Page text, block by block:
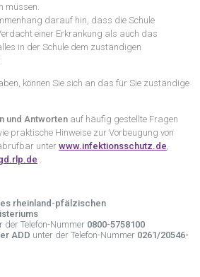
müssen.
darauf hin, dass die Schule
einer Erkrankung als auch das
in der Schule dem zuständigen
können Sie sich an das für Sie zuständige
und Antworten auf häufig gestellte Fragen
praktische Hinweise zur Vorbeugung von
unter www.infektionsschutz.de
rheinland-pfälzischen
der Telefon-Nummer 0800-5758100
ADD unter der Telefon-Nummer 0261/20546-